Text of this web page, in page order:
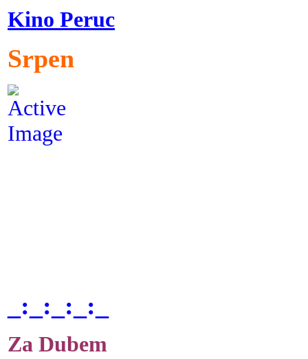
Kino Peruc
Srpen
_:_:_:_:_
Za Dubem